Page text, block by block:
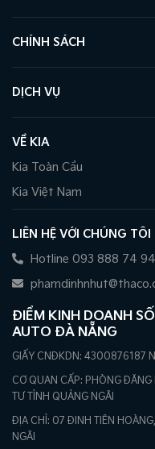
CHÍNH SÁCH
DỊCH VỤ
VỀ KIA
Kia Toàn Cầu
Kia Việt Nam
LIÊN HỆ VỚI CHÚNG TÔI
Hotline 093 888 74 94
ĐIỂM KINH DOANH
AUTO ĐÀ NẴNG
GIẤY CNĐKDN: 4300876187
CƠ QUAN CẤP: PHÒNG
TƯ TỈNH QUẢNG NGÃI
ĐỊA CHỈ: 07 ĐINH TIÊN
NGÃI